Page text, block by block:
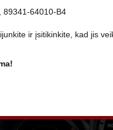
89341-64010-B4
ir įsitikinkite, kad jis